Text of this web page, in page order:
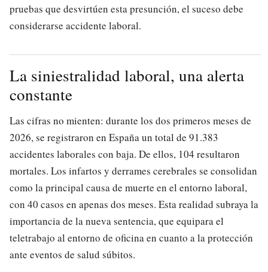
pruebas que desvirtúen esta presunción, el suceso debe
considerarse accidente laboral.
La siniestralidad laboral, una alerta
constante
Las cifras no mienten: durante los dos primeros meses de
2026, se registraron en España un total de 91.383
accidentes laborales con baja. De ellos, 104 resultaron
mortales. Los infartos y derrames cerebrales se consolidan
como la principal causa de muerte en el entorno laboral,
con 40 casos en apenas dos meses. Esta realidad subraya la
importancia de la nueva sentencia, que equipara el
teletrabajo al entorno de oficina en cuanto a la protección
ante eventos de salud súbitos.